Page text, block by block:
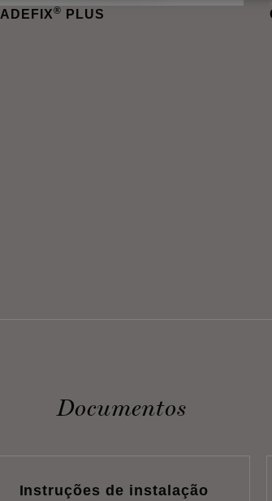
ADEFIX® PLUS
Documentos
Instruções de instalação